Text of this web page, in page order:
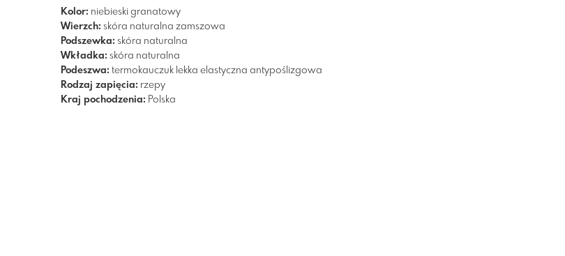
Kolor: niebieski granatowy
Wierzch: skóra naturalna zamszowa
Podszewka: skóra naturalna
Wkładka: skóra naturalna
Podeszwa: termokauczuk lekka elastyczna antypoślizgowa
Rodzaj zapięcia: rzepy
Kraj pochodzenia: Polska